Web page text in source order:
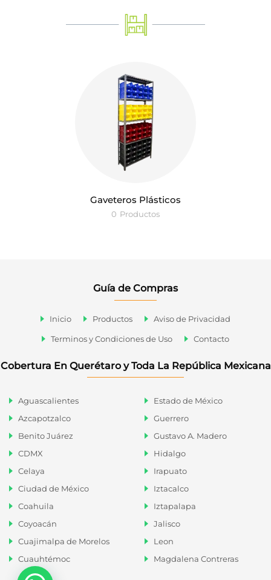
Gaveteros Plásticos
0 Productos
Guía de Compras
Inicio Productos Aviso de Privacidad
Terminos y Condiciones de Uso Contacto
Cobertura En Querétaro y Toda La República Mexicana
Aguascalientes
Azcapotzalco
Benito Juárez
CDMX
Celaya
Ciudad de México
Coahuila
Coyoacán
Cuajimalpa de Morelos
Cuauhtémoc
Estado de México
Guerrero
Gustavo A. Madero
Hidalgo
Irapuato
Iztacalco
Iztapalapa
Jalisco
Leon
Magdalena Contreras